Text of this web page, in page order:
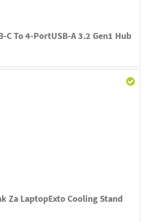
C To 4-PortUSB-A 3.2 Gen1 Hub
Za LaptopExto Cooling Stand